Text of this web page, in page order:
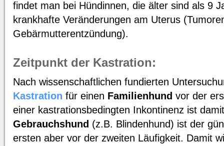
findet man bei Hündinnen, die älter sind als 9
krankhafte Veränderungen am Uterus
Gebärmutterentzündung).
Zeitpunkt der Kastration:
Nach wissenschaftlichen fundierten
Kastration für einen Familienhund vor der
einer kastrationsbedingten Inkontinenz ist
Gebrauchshund (z.B. Blindenhund) ist der
ersten aber vor der zweiten Läufigkeit. Damit